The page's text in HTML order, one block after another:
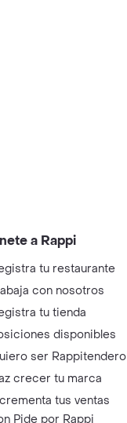
a Rappi
tu restaurante
con nosotros
tu tienda
disponibles
ser Rappitendero
crecer tu marca
tus ventas
Pide por Rappi